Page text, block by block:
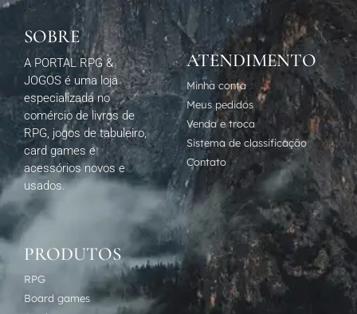
SOBRE
A PORTAL RPG &
JOGOS é uma loja
especializada no
comércio de livros de
RPG, jogos de tabuleiro,
card games e
acessórios novos e
usados.
ATENDIMENTO
Minha conta
Meus pedidos
Venda e troca
Sistema de classificação
Contato
PRODUTOS
RPG
Board games